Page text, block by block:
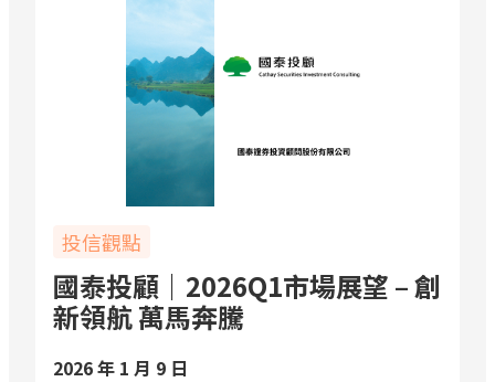
投信觀點
國泰投顧｜2026Q1市場展望 – 創
新領航 萬馬奔騰
2026 年 1 月 9 日